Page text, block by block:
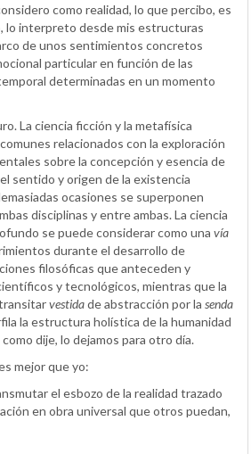
como realidad, lo que percibo, es
lo interpreto desde mis estructuras
de unos sentimientos concretos
particular en función de las
determinadas en un momento
La ciencia ficción y la metafísica
relacionados con la exploración
sobre la concepción y esencia de
sentido y origen de la existencia
ocasiones se superponen
disciplinas y entre ambas. La ciencia
se puede considerar como una vía
durante el desarrollo de
filosóficas que anteceden y
y tecnológicos, mientras que la
vestidade abstracción por la senda
la estructura holística de la humanidad
dije, lo dejamos para otro día.
mejor que yo:
el esbozo de la realidad trazado
en obra universal que otros puedan,